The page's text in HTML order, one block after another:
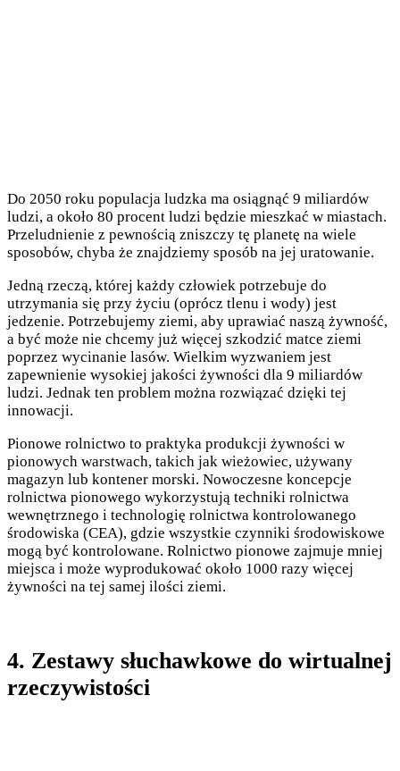
Do 2050 roku populacja ludzka ma osiągnąć 9 miliardów
ludzi, a około 80 procent ludzi będzie mieszkać w miastach.
Przeludnienie z pewnością zniszczy tę planetę na wiele
sposobów, chyba że znajdziemy sposób na jej uratowanie.
Jedną rzeczą, której każdy człowiek potrzebuje do
utrzymania się przy życiu (oprócz tlenu i wody) jest
jedzenie. Potrzebujemy ziemi, aby uprawiać naszą żywność,
a być może nie chcemy już więcej szkodzić matce ziemi
poprzez wycinanie lasów. Wielkim wyzwaniem jest
zapewnienie wysokiej jakości żywności dla 9 miliardów
ludzi. Jednak ten problem można rozwiązać dzięki tej
innowacji.
Pionowe rolnictwo to praktyka produkcji żywności w
pionowych warstwach, takich jak wieżowiec, używany
magazyn lub kontener morski. Nowoczesne koncepcje
rolnictwa pionowego wykorzystują techniki rolnictwa
wewnętrznego i technologię rolnictwa kontrolowanego
środowiska (CEA), gdzie wszystkie czynniki środowiskowe
mogą być kontrolowane. Rolnictwo pionowe zajmuje mniej
miejsca i może wyprodukować około 1000 razy więcej
żywności na tej samej ilości ziemi.
4. Zestawy słuchawkowe do wirtualnej
rzeczywistości